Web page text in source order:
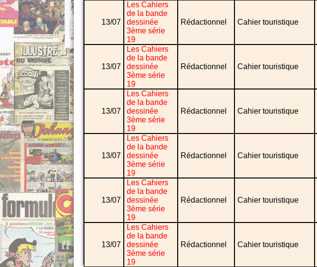
13/07
Les Cahiers
de la bande
dessinée
3ème série
19
Rédactionnel Cahier touristique
13/07
Les Cahiers
de la bande
dessinée
3ème série
19
Rédactionnel Cahier touristique
13/07
Les Cahiers
de la bande
dessinée
3ème série
19
Rédactionnel Cahier touristique
13/07
Les Cahiers
de la bande
dessinée
3ème série
19
Rédactionnel Cahier touristique
13/07
Les Cahiers
de la bande
dessinée
3ème série
19
Rédactionnel Cahier touristique
13/07
Les Cahiers
de la bande
dessinée
3ème série
19
Rédactionnel Cahier touristique